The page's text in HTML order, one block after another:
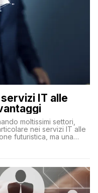
IT alle
moltissimi settori,
nei servizi IT alle
futuristica, ma una
cambio significativo in